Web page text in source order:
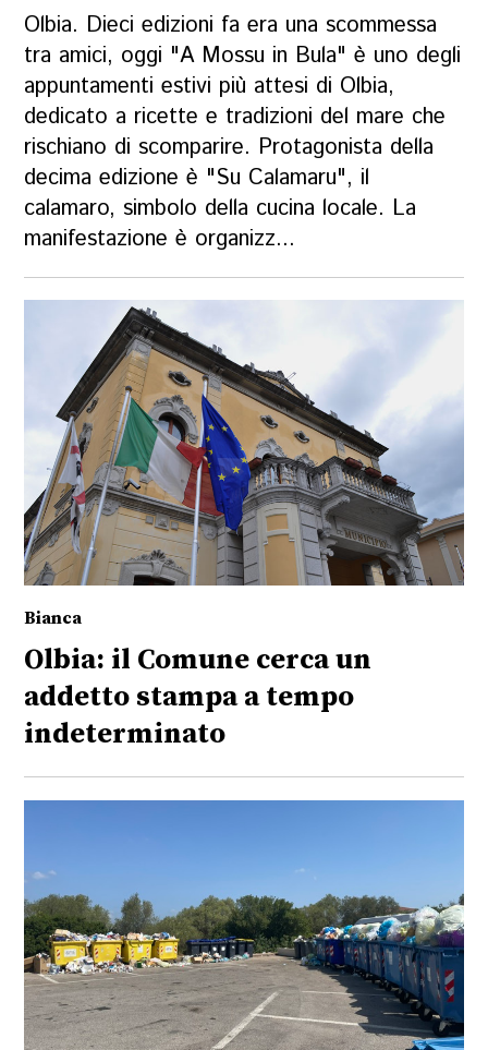
Olbia. Dieci edizioni fa era una scommessa
tra amici, oggi "A Mossu in Bula" è uno degli
appuntamenti estivi più attesi di Olbia,
dedicato a ricette e tradizioni del mare che
rischiano di scomparire. Protagonista della
decima edizione è "Su Calamaru", il
calamaro, simbolo della cucina locale. La
manifestazione è organizz...
Bianca
Olbia: il Comune cerca un
addetto stampa a tempo
indeterminato